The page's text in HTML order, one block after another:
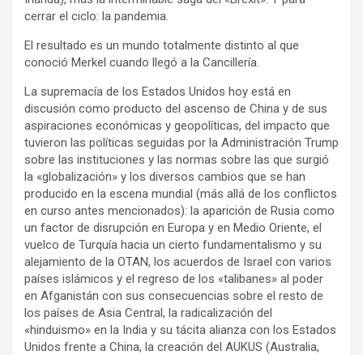
cerrar el ciclo: la pandemia.
El resultado es un mundo totalmente distinto al que
conoció Merkel cuando llegó a la Cancillería.
La supremacía de los Estados Unidos hoy está en
discusión como producto del ascenso de China y de sus
aspiraciones económicas y geopolíticas, del impacto que
tuvieron las políticas seguidas por la Administración Trump
sobre las instituciones y las normas sobre las que surgió
la «globalización» y los diversos cambios que se han
producido en la escena mundial (más allá de los conflictos
en curso antes mencionados): la aparición de Rusia como
un factor de disrupción en Europa y en Medio Oriente, el
vuelco de Turquía hacia un cierto fundamentalismo y su
alejamiento de la OTAN, los acuerdos de Israel con varios
países islámicos y el regreso de los «talibanes» al poder
en Afganistán con sus consecuencias sobre el resto de
los países de Asia Central, la radicalización del
«hinduismo» en la India y su tácita alianza con los Estados
Unidos frente a China, la creación del AUKUS (Australia,